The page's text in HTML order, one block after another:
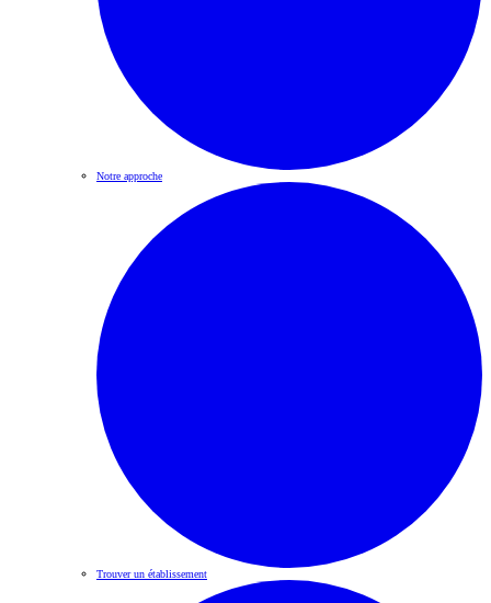
Notre approche
Trouver un établissement